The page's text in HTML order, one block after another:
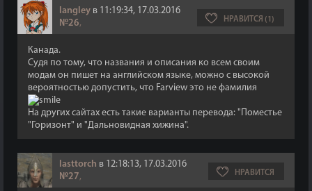
langley в 11:19:34, 17.03.2016
№26, НРАВИТСЯ (1)
Канада.
Судя по тому, что названия и описания ко всем своим
модам он пишет на английском языке, можно с высокой
вероятностью допустить, что Farview это не фамилия
На других сайтах есть такие варианты перевода: "Поместье
"Горизонт" и "Дальновидная хижина".
lasttorch в 12:18:13, 17.03.2016
№27, НРАВИТСЯ